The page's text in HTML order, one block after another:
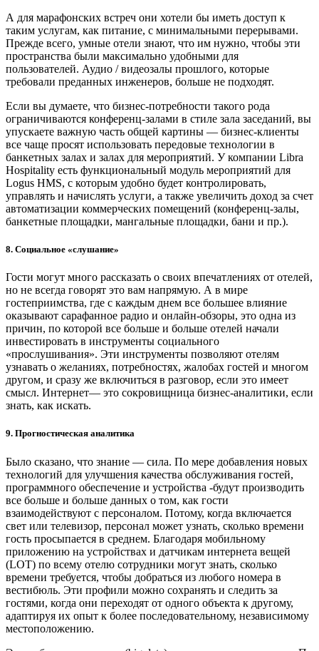
А для марафонских встреч они хотели бы иметь доступ к
таким услугам, как питание, с минимальными перерывами.
Прежде всего, умные отели знают, что им нужно, чтобы эти
пространства были максимально удобными для
пользователей. Аудио / видеозалы прошлого, которые
требовали преданных инженеров, больше не подходят.
Если вы думаете, что бизнес-потребности такого рода
ограничиваются конференц-залами в стиле зала заседаний, вы
упускаете важную часть общей картины — бизнес-клиенты
все чаще просят использовать передовые технологии в
банкетных залах и залах для мероприятий. У компании Libra
Hospitality есть функциональный модуль мероприятий для
Logus HMS, с которым удобно будет контролировать,
управлять и начислять услуги, а также увеличить доход за счет
автоматизации коммерческих помещений (конференц-залы,
банкетные площадки, мангальные площадки, бани и пр.).
8. Социальное «слушание»
Гости могут много рассказать о своих впечатлениях от отелей,
но не всегда говорят это вам напрямую. А в мире
гостеприимства, где с каждым днем ​​все большее влияние
оказывают сарафанное радио и онлайн-обзоры, это одна из
причин, по которой все больше и больше отелей начали
инвестировать в инструменты социального
«прослушивания». Эти инструменты позволяют отелям
узнавать о желаниях, потребностях, жалобах гостей и многом
другом, и сразу же включиться в разговор, если это имеет
смысл. Интернет— это сокровищница бизнес-аналитики, если
знать, как искать.
9. Прогностическая аналитика
Было сказано, что знание — сила. По мере добавления новых
технологий для улучшения качества обслуживания гостей,
программного обеспечение и устройства -будут производить
все больше и больше данных о том, как гости
взаимодействуют с персоналом. Потому, когда включается
свет или телевизор, персонал может узнать, сколько времени
гость просыпается в среднем. Благодаря мобильному
приложению на устройствах и датчикам интернета вещей
(LOT) по всему отелю сотрудники могут знать, сколько
времени требуется, чтобы добраться из любого номера в
вестибюль. Эти профили можно сохранять и следить за
гостями, когда они переходят от одного объекта к другому,
адаптируя их опыт к более последовательному, независимому
местоположению.